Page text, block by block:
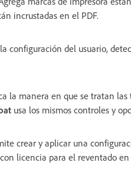
incrustadas en el PDF.
configuración del usuario,
la manera en que se tratan
usa los mismos controles y
crear y aplicar una
con licencia para el reventado en